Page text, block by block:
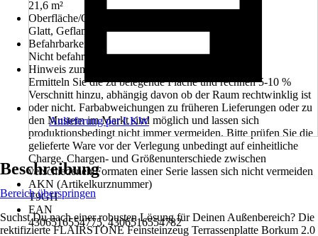
21,6 m²
Oberfläche/Oberflächenbehandlung
Glatt, Geflammt
Befahrbarkeit
Nicht befahrbar
Hinweis zum Flieseneinkauf
Ermitteln Sie die zu belegende Fläche und rechnen 5-10 %
Verschnitt hinzu, abhängig davon ob der Raum rechtwinklig ist
oder nicht. Farbabweichungen zu früheren Lieferungen oder zu
den Mustern im Markt sind möglich und lassen sich
produktionsbedingt nicht immer vermeiden. Bitte prüfen Sie die
gelieferte Ware vor der Verlegung unbedingt auf einheitliche
Charge. Chargen- und Größenunterschiede zwischen
verschiedenen Formaten einer Serie lassen sich nicht vermeiden
AKN (Artikelkurznummer)
T9GH
EAN
4306516554775, 4306516554782
Anlieferung per LKW
Beschreibung
Bereich überspringen
Suchst Du nach einer robusten Lösung für Deinen Außenbereich? Die
rektifizierte FLAIRSTONE Feinsteinzeug Terrassenplatte Borkum 2.0